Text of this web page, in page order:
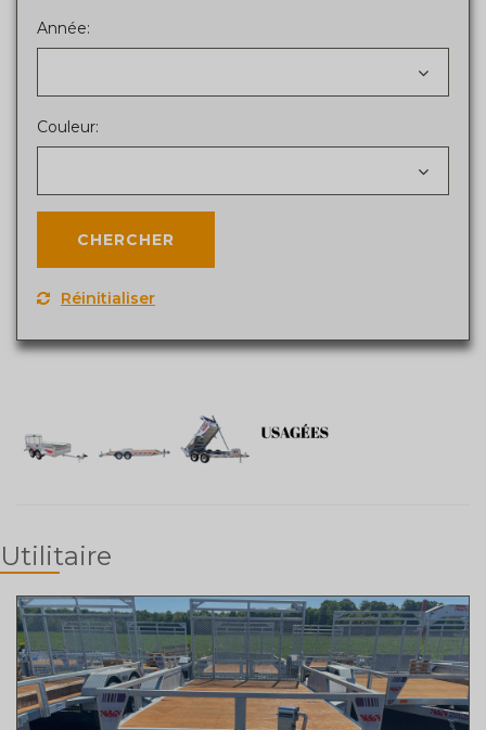
Année:
Couleur:
Réinitialiser
Utilitaire